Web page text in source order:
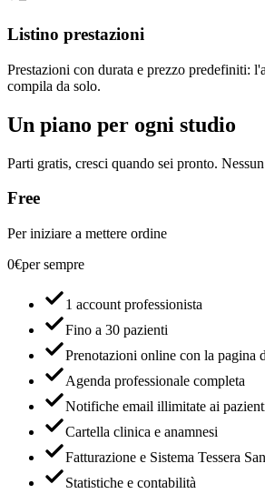
Listino prestazioni
Prestazioni con durata e prezzo predefiniti:
compila da solo.
Un piano per ogni studio
Parti gratis, cresci quando sei pronto.
Free
Per iniziare a mettere ordine
0€per sempre
1 account professionista
Fino a 30 pazienti
Prenotazioni online con la pagina
Agenda professionale completa
Notifiche email illimitate ai
Cartella clinica e anamnesi
Fatturazione e Sistema Tessera
Statistiche e contabilità